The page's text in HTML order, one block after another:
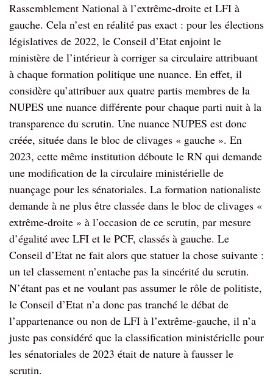
Rassemblement National à l’extrême-droite et LFI à
gauche. Cela n’est en réalité pas exact : pour les élections
législatives de 2022, le Conseil d’Etat enjoint le
ministère de l’intérieur à corriger sa circulaire attribuant
à chaque formation politique une nuance. En effet, il
considère qu’attribuer aux quatre partis membres de la
NUPES une nuance différente pour chaque parti nuit à la
transparence du scrutin. Une nuance NUPES est donc
créée, située dans le bloc de clivages « gauche ». En
2023, cette même institution déboute le RN qui demande
une modification de la circulaire ministérielle de
nuançage pour les sénatoriales. La formation nationaliste
demande à ne plus être classée dans le bloc de clivages «
extrême-droite » à l’occasion de ce scrutin, par mesure
d’égalité avec LFI et le PCF, classés à gauche. Le
Conseil d’Etat ne fait alors que statuer la chose suivante :
un tel classement n’entache pas la sincérité du scrutin.
N’étant pas et ne voulant pas assumer le rôle de politiste,
le Conseil d’Etat n’a donc pas tranché le débat de
l’appartenance ou non de LFI à l’extrême-gauche, il n’a
juste pas considéré que la classification ministérielle pour
les sénatoriales de 2023 était de nature à fausser le
scrutin.